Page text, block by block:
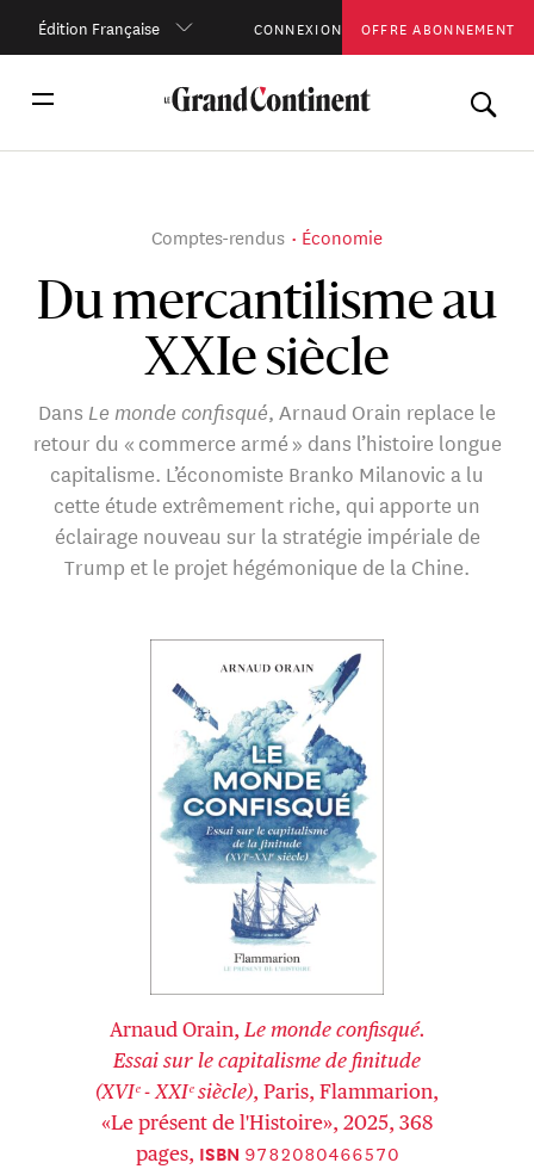
Édition Française CONNEXION OFFRE ABONNEMENT
Du mercantilisme au
XXIe siècle
Dans Le monde confisqué, Arnaud Orain replace le
retour du « commerce armé » dans l’histoire longue
capitalisme. L’économiste Branko Milanovic a lu
cette étude extrêmement riche, qui apporte un
éclairage nouveau sur la stratégie impériale de
Trump et le projet hégémonique de la Chine.
Comptes-rendus Économie
Arnaud Orain,Le monde confisqué.
Essai sur le capitalisme de finitude
(XVIᵉ - XXIᵉ siècle), Paris, Flammarion,
«Le présent de l'Histoire», 2025, 368
pages, ISBN 9782080466570